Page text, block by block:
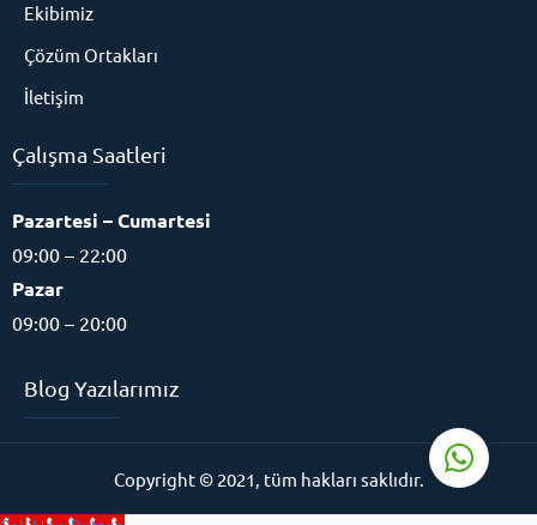
Ekibimiz
Çözüm Ortakları
İletişim
Çalışma Saatleri
Pazartesi – Cumartesi
09:00 – 22:00
Pazar
09:00 – 20:00
Blog Yazılarımız
Copyright © 2021, tüm hakları saklıdır.